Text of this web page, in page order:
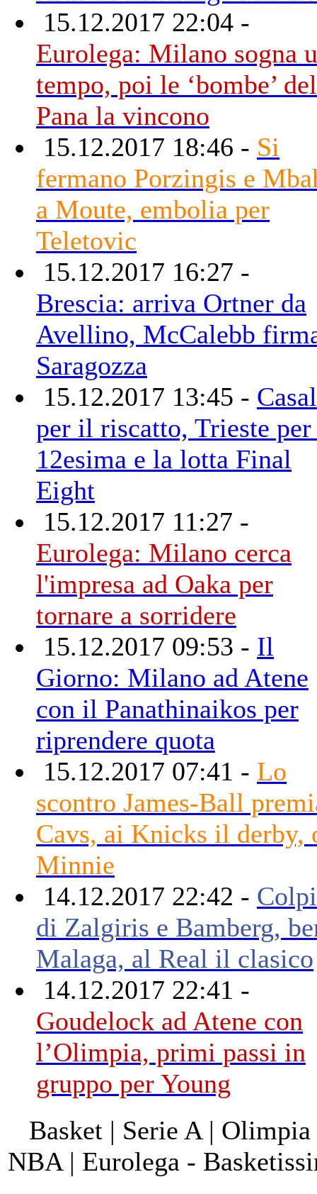
15.12.2017 22:04 -
Eurolega: Milano sogna
tempo, poi le ‘bombe’ del
Pana la vincono
15.12.2017 18:46 - Si
fermano Porzingis e
a Moute, embolia per
Teletovic
15.12.2017 16:27 -
Brescia: arriva Ortner da
Avellino, McCalebb
Saragozza
15.12.2017 13:45 -
per il riscatto, Trieste
12esima e la lotta Final
Eight
15.12.2017 11:27 -
Eurolega: Milano cerca
l'impresa ad Oaka per
tornare a sorridere
15.12.2017 09:53 - Il
Giorno: Milano ad Atene
con il Panathinaikos per
riprendere quota
15.12.2017 07:41 - Lo
scontro James-Ball
Cavs, ai Knicks il derby,
Minnie
14.12.2017 22:42 - Colpi
di Zalgiris e Bamberg,
Malaga, al Real il clasico
14.12.2017 22:41 -
Goudelock ad Atene con
l’Olimpia, primi passi in
gruppo per Young
Basket | Serie A |
NBA | Eurolega -